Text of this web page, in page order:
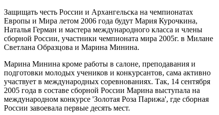
Защищать честь России и Архангельска на чемпионатах
Европы и Мира летом 2006 года будут Мария Курочкина,
Наталья Герман и мастера международного класса и члены
сборной России, участники чемпионата мира 2005г. в Милане
Светлана Образцова и Марина Минина.
Марина Минина кроме работы в салоне, преподавания и
подготовки молодых учеников и конкурсантов, сама активно
участвует в международных соревнованиях. Так, 14 сентября
2005 года в составе сборной России Марина выступала на
международном конкурсе 'Золотая Роза Парижа', где сборная
России завоевала первые десять мест.